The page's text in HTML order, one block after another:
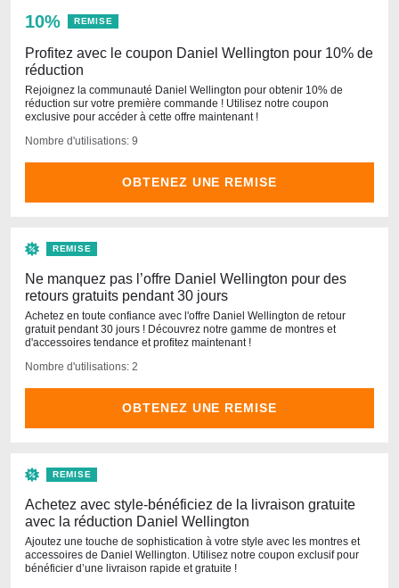
10% REMISE
Profitez avec le coupon Daniel Wellington pour 10% de
réduction
Rejoignez la communauté Daniel Wellington pour obtenir 10% de
réduction sur votre première commande ! Utilisez notre coupon
exclusive pour accéder à cette offre maintenant !
Nombre d'utilisations: 9
OBTENEZ UNE REMISE
REMISE
Ne manquez pas l’offre Daniel Wellington pour des
retours gratuits pendant 30 jours
Achetez en toute confiance avec l'offre Daniel Wellington de retour
gratuit pendant 30 jours ! Découvrez notre gamme de montres et
d'accessoires tendance et profitez maintenant !
Nombre d'utilisations: 2
OBTENEZ UNE REMISE
REMISE
Achetez avec style-bénéficiez de la livraison gratuite
avec la réduction Daniel Wellington
Ajoutez une touche de sophistication à votre style avec les montres et
accessoires de Daniel Wellington. Utilisez notre coupon exclusif pour
bénéficier d’une livraison rapide et gratuite !